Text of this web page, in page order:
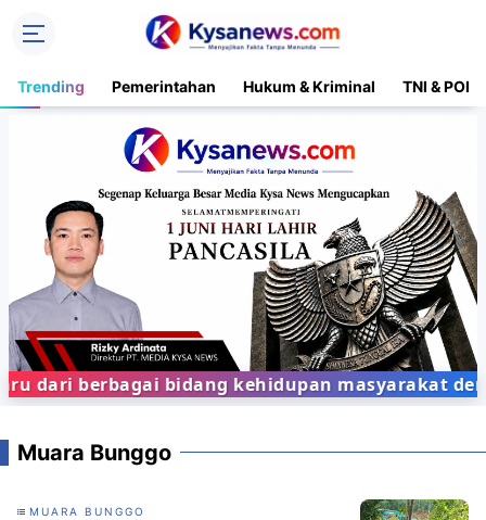
Trending Pemerintahan Hukum & Kriminal TNI &
berbagai bidang kehidupan masyarakat
Muara Bunggo
MUARA BUNGGO